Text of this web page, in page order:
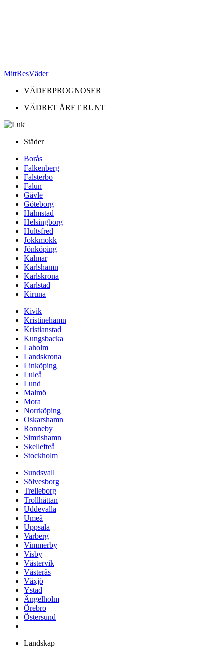
MittResVäder
VÄDERPROGNOSER
VÄDRET ÅRET RUNT
Städer
Borås
Falkenberg
Falsterbo
Falun
Gävle
Göteborg
Halmstad
Helsingborg
Hultsfred
Jokkmokk
Jönköping
Kalmar
Karlshamn
Karlskrona
Karlstad
Kiruna
Kivik
Kristinehamn
Kristianstad
Kungsbacka
Laholm
Landskrona
Linköping
Luleå
Lund
Malmö
Mora
Norrköping
Oskarshamn
Ronneby
Simrishamn
Skellefteå
Stockholm
Sundsvall
Sölvesborg
Trelleborg
Trollhättan
Uddevalla
Umeå
Uppsala
Varberg
Vimmerby
Visby
Västervik
Västerås
Växjö
Ystad
Ängelholm
Örebro
Östersund
Landskap